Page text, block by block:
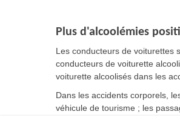
Plus d'alcoolémies
Les conducteurs de voiturettes
conducteurs de voiturette
voiturette alcoolisés dans les
Dans les accidents corporels,
véhicule de tourisme ; les